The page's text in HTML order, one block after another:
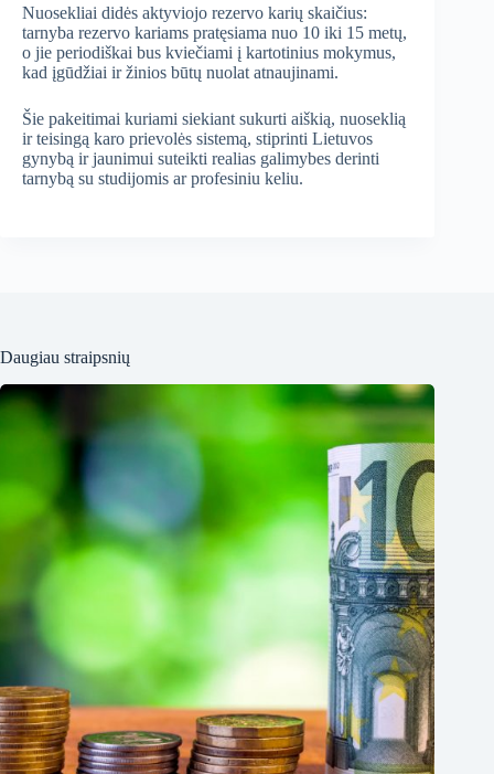
Nuosekliai didės aktyviojo rezervo karių skaičius:
tarnyba rezervo kariams pratęsiama nuo 10 iki 15 metų,
o jie periodiškai bus kviečiami į kartotinius mokymus,
kad įgūdžiai ir žinios būtų nuolat atnaujinami.
Šie pakeitimai kuriami siekiant sukurti aiškią, nuoseklią
ir teisingą karo prievolės sistemą, stiprinti Lietuvos
gynybą ir jaunimui suteikti realias galimybes derinti
tarnybą su studijomis ar profesiniu keliu.
Daugiau straipsnių